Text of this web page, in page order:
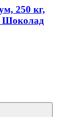
250 кг,
Шоколад